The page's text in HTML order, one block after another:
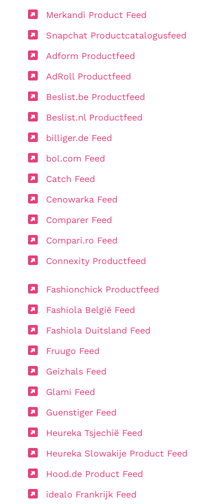
Merkandi Product Feed
Snapchat Productcatalogusfeed
Adform Productfeed
AdRoll Productfeed
Beslist.be Productfeed
Beslist.nl Productfeed
billiger.de Feed
bol.com Feed
Catch Feed
Cenowarka Feed
Comparer Feed
Compari.ro Feed
Connexity Productfeed
Fashionchick Productfeed
Fashiola België Feed
Fashiola Duitsland Feed
Fruugo Feed
Geizhals Feed
Glami Feed
Guenstiger Feed
Heureka Tsjechië Feed
Heureka Slowakije Product Feed
Hood.de Product Feed
idealo Frankrijk Feed